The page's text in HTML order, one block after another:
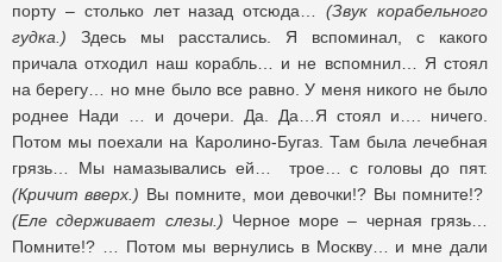
порту – столько лет назад отсюда…(Звук корабельного
гудка.) Здесь мы расстались. Я вспоминал, с какого
причала отходил наш корабль… и не вспомнил… Я стоял
на берегу… но мне было все равно. У меня никого не было
роднее Нади … и дочери. Да. Да…Я стоял и…. ничего.
Потом мы поехали на Каролино-Бугаз. Там была лечебная
грязь… Мы намазывались ей… трое… с головы до пят.
(Кричит вверх.) Вы помните, мои девочки!? Вы помните!?
(Еле сдерживает слезы.) Черное море – черная грязь…
Помните!? … Потом мы вернулись в Москву… и мне дали